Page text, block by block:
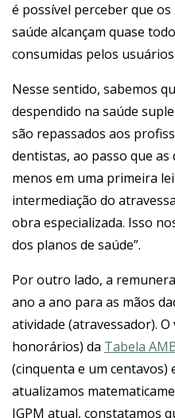
é possível perceber que
saúde alcançam quase
consumidas pelos
Nesse sentido, sabemos
despendido na saúde
são repassados aos
dentistas, ao passo que
menos em uma primeira
intermediação do
obra especializada. Isso
dos planos de saúde”.
Por outro lado, a
ano a ano para as mãos
atividade (atravessador).
honorários) da Tabela
(cinquenta e um centavos)
atualizamos
IGPM atual, constatamos